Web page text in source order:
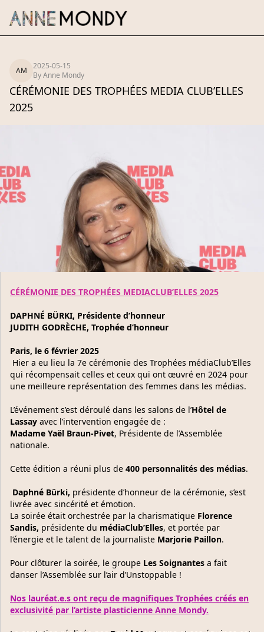
AM
2025-05-15
ByAnne Mondy
CÉRÉMONIE DES TROPHÉES MEDIA CLUB’ELLES
2025
CÉRÉMONIE DES TROPHÉES MEDIACLUB’ELLES 2025
DAPHNÉ BÜRKI, Présidente d’honneur
JUDITH GODRÈCHE, Trophée d’honneur
Paris, le 6 février 2025
Hier a eu lieu la 7e cérémonie des Trophées médiaClub’Elles
qui récompensait celles et ceux qui ont œuvré en 2024 pour
une meilleure représentation des femmes dans les médias.
L’événement s’est déroulé dans les salons de l’Hôtel de
Lassay avec l’intervention engagée de :
Madame Yaël Braun-Pivet, Présidente de l’Assemblée
nationale.
Cette édition a réuni plus de 400 personnalités des médias.
Daphné Bürki, présidente d’honneur de la cérémonie, s’est
livrée avec sincérité et émotion.
La soirée était orchestrée par la charismatique Florence
Sandis, présidente du médiaClub’Elles, et portée par
l’énergie et le talent de la journaliste Marjorie Paillon.
Pour clôturer la soirée, le groupe Les Soignantes a fait
danser l’Assemblée sur l’air d’Unstoppable !
Nos lauréat.e.s ont reçu de magnifiques Trophées créés en
exclusivité par l’artiste plasticienne Anne Mondy.